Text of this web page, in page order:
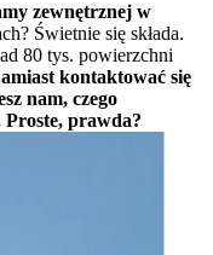
zewnętrznej w
Świetnie się składa.
80 tys. powierzchni
kontaktować się
nam, czego
Proste, prawda?